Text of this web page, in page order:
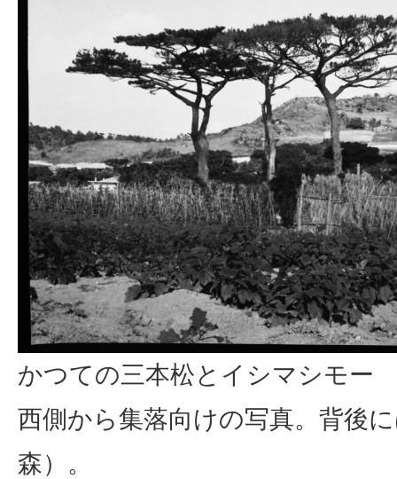
かつての三本松とイシマシモー
西側から集落向けの写真。背後
森）。